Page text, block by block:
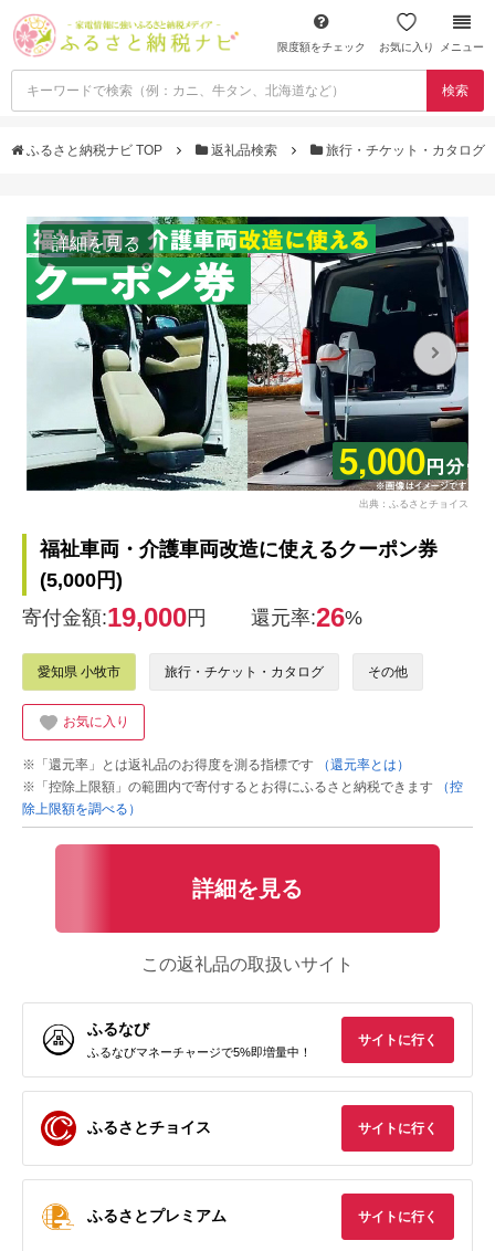
限度額をチェック お気に入り メニュー
検索
ふるさと納税ナビ TOP 返礼品検索 旅行・チケット・カタログ
詳細を見る
出典：ふるさとチョイス
福祉車両・介護車両改造に使えるクーポン券
(5,000円)
寄付金額:19,000円 還元率:26%
愛知県 小牧市 旅行・チケット・カタログ その他
お気に入り
※「還元率」とは返礼品のお得度を測る指標です
（還元率とは）
※「控除上限額」の範囲内で寄付するとお得にふるさと納税できます
（控
除上限額を調べる）
詳細を見る
この返礼品の取扱いサイト
ふるなび
ふるなびマネーチャージで5%即増量中！
サイトに行く
ふるさとチョイス サイトに行く
ふるさとプレミアム サイトに行く